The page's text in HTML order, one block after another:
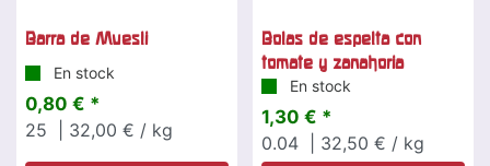
Barra de Muesli
En stock
0,80 € *
25
| 32,00 € / kg
Bolas de espelta con
tomate y zanahoria
En stock
1,30 € *
0.04
| 32,50 € / kg